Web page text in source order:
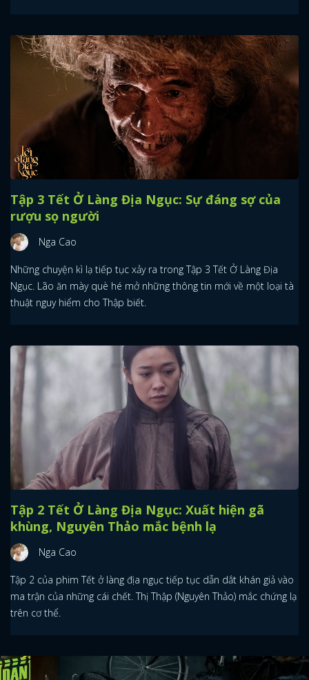
Tập 3 Tết Ở Làng Địa Ngục: Sự đáng sợ của
rượu sọ người
Nga Cao
Những chuyện kì lạ tiếp tục xảy ra trong Tập 3 Tết Ở Làng Địa
Ngục. Lão ăn mày què hé mở những thông tin mới về một loại tà
thuật nguy hiểm cho Thập biết.
Tập 2 Tết Ở Làng Địa Ngục: Xuất hiện gã
khùng, Nguyên Thảo mắc bệnh lạ
Nga Cao
Tập 2 của phim Tết ở làng địa ngục tiếp tục dẫn dắt khán giả vào
ma trận của những cái chết. Thị Thập (Nguyên Thảo) mắc chứng lạ
trên cơ thể.